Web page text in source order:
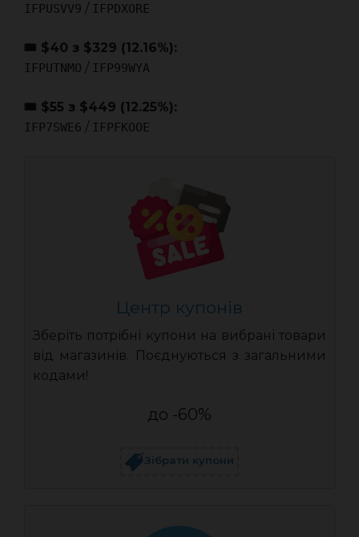
IFPUSVV9 / IFPDXORE
🎟 $40 з $329 (12.16%):
IFPUTNMO / IFP99WYA
🎟 $55 з $449 (12.25%):
IFP7SWE6 / IFPFKOOE
Центр купонів
Зберіть потрібні купони на вибрані товари
від магазинів. Поєднуються з загальними
кодами!
до -60%
Зібрати купони